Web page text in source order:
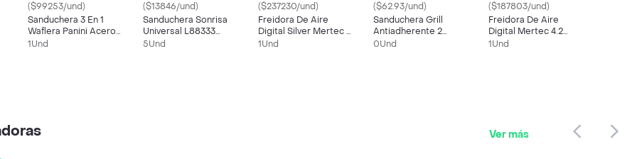
($99253/und)
Sanduchera 3 En 1
Waflera Panini Acero
Inoxidable
1Und
($13846/und)
Sanduchera Sonrisa
Universal L88333
Negro
5Und
($237230/und)
Freidora De Aire
Digital Silver Mertec 5
Litros
1Und
($62.93/und)
Sanduchera Grill
Antiadherente 2
Puestos Mertec Mt-
0Und
($187803/und)
Freidora De Aire
Digital Mertec 4.2
Litros Con Visor
1Und
Ver más